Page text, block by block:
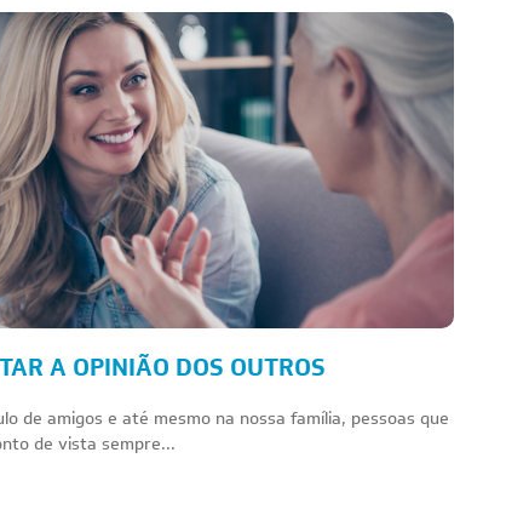
A OPINIÃO DOS OUTROS
de amigos e até mesmo na nossa família, pessoas que
de vista sempre...